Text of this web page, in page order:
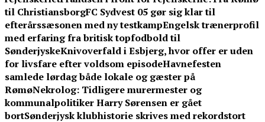
til ChristiansborgFC Sydvest 05 gør sig klar til
efterårssæsonen med ny testkampEngelsk trænerprofil
med erfaring fra britisk topfodbold til
SønderjyskeKnivoverfald i Esbjerg, hvor offer er uden
for livsfare efter voldsom episodeHavnefesten
samlede lørdag både lokale og gæster på
RømøNekrolog: Tidligere murermester og
kommunalpolitiker Harry Sørensen er gået
bortSønderjysk klubhistorie skrives med rekordstort